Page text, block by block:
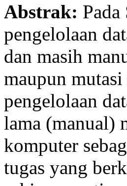
Abstrak:
pengelolaan
dan masih
maupun
pengelolaan
lama (manual)
komputer
tugas yang